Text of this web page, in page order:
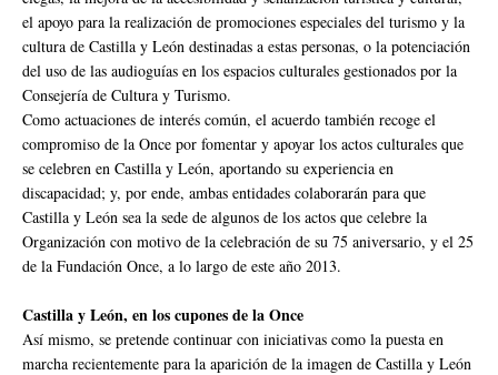
el apoyo para la realización de promociones especiales del turismo y la
cultura de Castilla y León destinadas a estas personas, o la potenciación
del uso de las audioguías en los espacios culturales gestionados por la
Consejería de Cultura y Turismo.
Como actuaciones de interés común, el acuerdo también recoge el
compromiso de la Once por fomentar y apoyar los actos culturales que
se celebren en Castilla y León, aportando su experiencia en
discapacidad; y, por ende, ambas entidades colaborarán para que
Castilla y León sea la sede de algunos de los actos que celebre la
Organización con motivo de la celebración de su 75 aniversario, y el 25
de la Fundación Once, a lo largo de este año 2013.
Castilla y León, en los cupones de la Once
Así mismo, se pretende continuar con iniciativas como la puesta en
marcha recientemente para la aparición de la imagen de Castilla y León